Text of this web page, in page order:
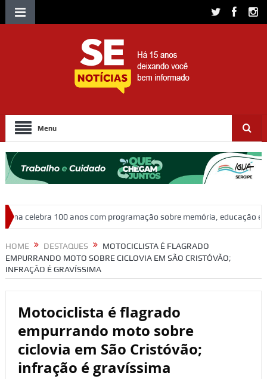
Menu
com programação sobre memória, educação e patrimônio Adasfa
HOME DESTAQUES
MOTOCICLISTA É FLAGRADO
EMPURRANDO MOTO SOBRE CICLOVIA EM SÃO CRISTÓVÃO;
INFRAÇÃO É GRAVÍSSIMA
Motociclista é flagrado
empurrando moto sobre
ciclovia em São Cristóvão;
infração é gravíssima